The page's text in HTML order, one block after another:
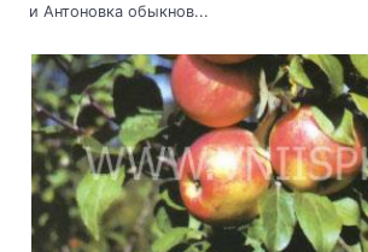
и Антоновка обыкнов...